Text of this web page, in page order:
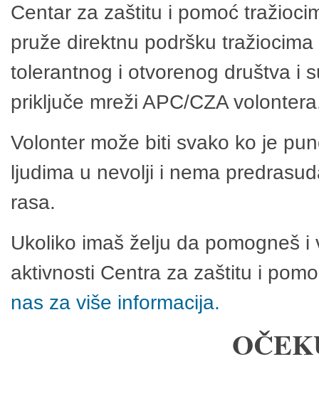
Centar za zaštitu i pomoć
pruže direktnu podršku
tolerantnog i otvorenog društva i
priključe mreži APC/CZA
Volonter može biti svako ko je
ljudima u nevolji i nema
rasa.
Ukoliko imaš želju da pomogneš
aktivnosti Centra za zaštitu i
nas za više informacija.